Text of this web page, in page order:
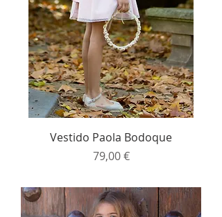
Vestido Paola Bodoque
Precio
79,00 €